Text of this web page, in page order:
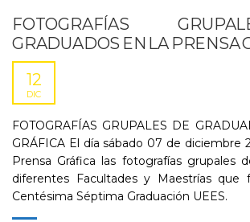
FOTOGRAFÍAS
GRADUADOS EN LA PRENSA
12
DIC
FOTOGRAFÍAS GRUPALES DE
GRÁFICA El día sábado 07 de diciembre
Prensa Gráfica las fotografías grupales
diferentes Facultades y Maestrías
Centésima Séptima Graduación UEES.